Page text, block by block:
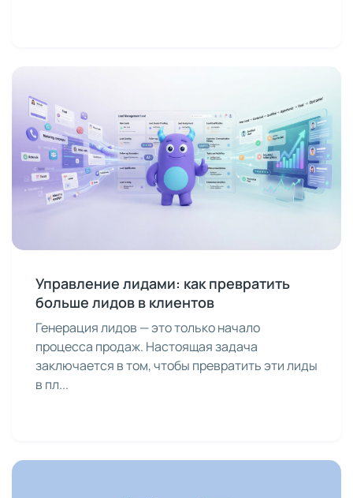
Управление лидами: как превратить
больше лидов в клиентов
Генерация лидов — это только начало
процесса продаж. Настоящая задача
заключается в том, чтобы превратить эти лиды
в пл...